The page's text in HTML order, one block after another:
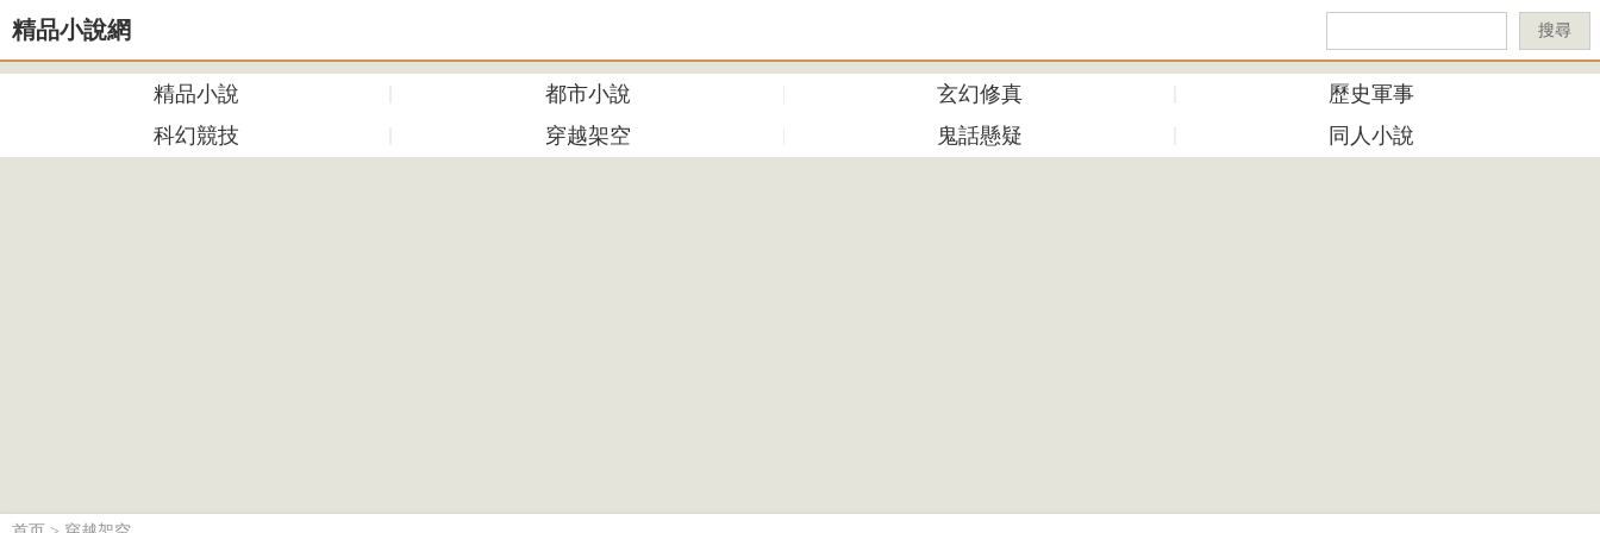
精品小說網 搜尋
精品小說 都市小說 玄幻修真
歷史軍事
科幻競技
穿越架空 鬼話懸疑 同人小說